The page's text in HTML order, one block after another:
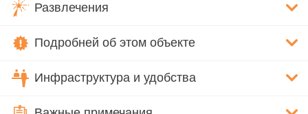
Развлечения
Подробней об этом объекте
Инфраструктура и удобства